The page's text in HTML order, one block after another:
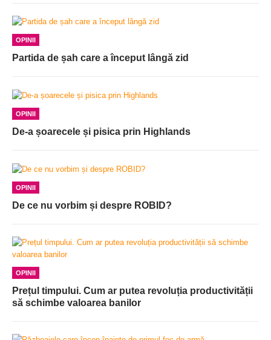
OPINII
Partida de șah care a început lângă zid
OPINII
De-a șoarecele și pisica prin Highlands
OPINII
De ce nu vorbim și despre ROBID?
OPINII
Prețul timpului. Cum ar putea revoluția productivității
să schimbe valoarea banilor